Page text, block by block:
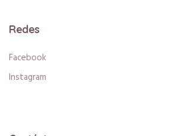
Redes
Facebook
Instagram